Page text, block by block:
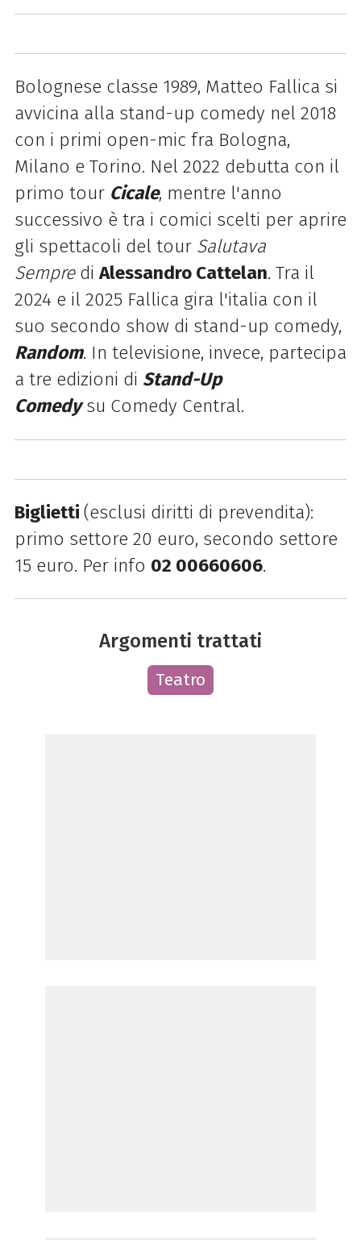
Bolognese classe 1989, Matteo Fallica si
avvicina alla stand-up comedy nel 2018
con i primi open-mic fra Bologna,
Milano e Torino. Nel 2022 debutta con il
primo tour Cicale, mentre l'anno
successivo è tra i comici scelti per aprire
gli spettacoli del tour Salutava
SemprediAlessandro Cattelan. Tra il
2024 e il 2025 Fallica gira l'italia con il
suo secondo show di stand-up comedy,
Random. In televisione, invece, partecipa
a tre edizioni di Stand-Up
Comedysu Comedy Central.
Biglietti (esclusi diritti di prevendita):
primo settore 20 euro, secondo settore
15 euro. Per info 02 00660606.
Argomenti trattati
Teatro